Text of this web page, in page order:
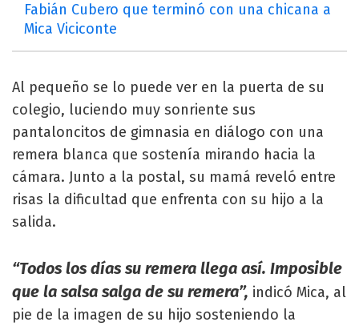
Fabián Cubero que terminó con una chicana a
Mica Viciconte
Al pequeño se lo puede ver en la puerta de su
colegio, luciendo muy sonriente sus
pantaloncitos de gimnasia en diálogo con una
remera blanca que sostenía mirando hacia la
cámara. Junto a la postal, su mamá reveló entre
risas la dificultad que enfrenta con su hijo a la
salida.
“Todos los días su remera llega así. Imposible
que la salsa salga de su remera”, indicó Mica, al
pie de la imagen de su hijo sosteniendo la